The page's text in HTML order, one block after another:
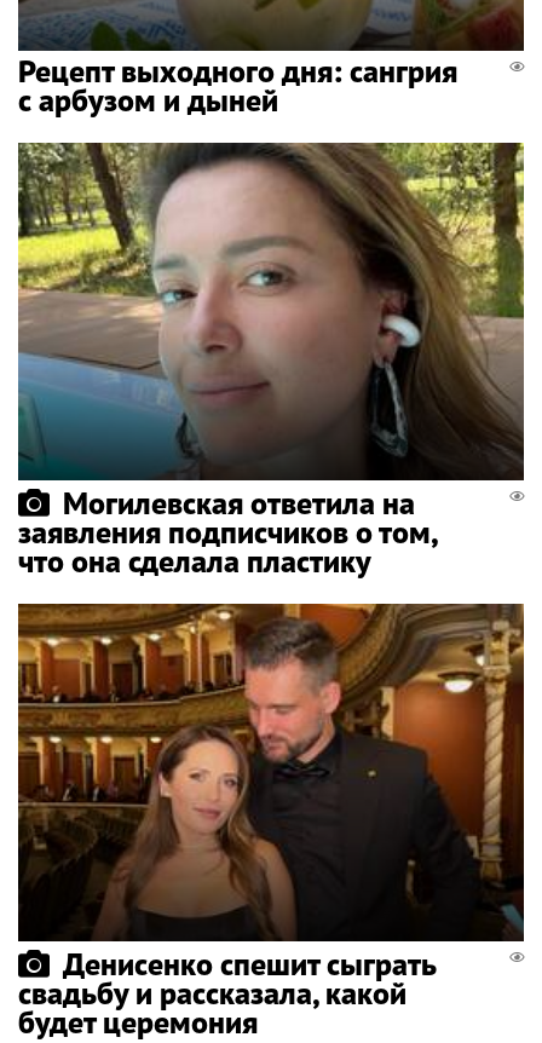
Рецепт выходного дня: сангрия
с арбузом и дыней
Могилевская ответила на
заявления подписчиков о том,
что она сделала пластику
Денисенко спешит сыграть
свадьбу и рассказала, какой
будет церемония